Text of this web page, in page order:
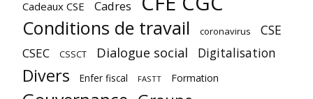
Cadeaux CSE Cadres
Conditions de travail coronavirus CSE
CSEC CSSCT Dialogue social Digitalisation
Divers Enfer fiscal FASTT Formation